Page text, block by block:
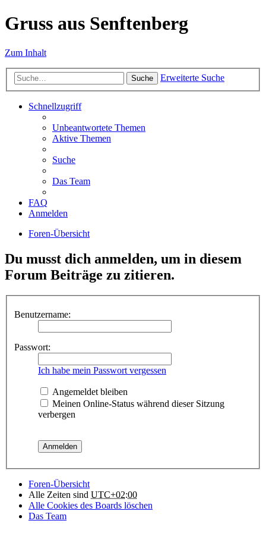
Gruss aus Senftenberg
Zum Inhalt
Suche Erweiterte Suche
Schnellzugriff
Unbeantwortete Themen
Aktive Themen
Suche
Das Team
FAQ
Anmelden
Foren-Übersicht
Du musst dich anmelden, um in diesem
Forum Beiträge zu zitieren.
Benutzername:
Passwort:
Ich habe mein Passwort vergessen
Angemeldet bleiben
Meinen Online-Status während dieser Sitzung
verbergen
Foren-Übersicht
Alle Zeiten sind UTC+02:00
Alle Cookies des Boards löschen
Das Team